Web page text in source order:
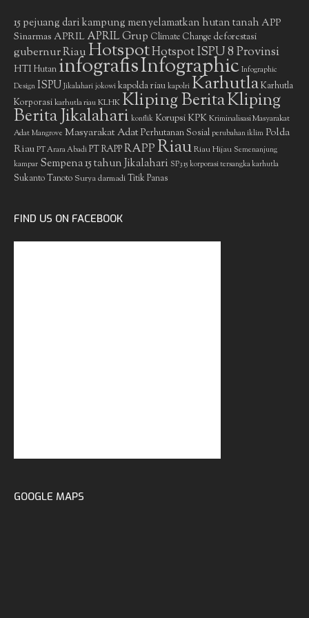
15 pejuang dari kampung menyelamatkan hutan tanah APP
Sinarmas APRIL APRIL Grup Climate Change deforestasi
gubernur RiauHotspotHotspot ISPU 8 Provinsi
HTIHutan infografisInfographic Infographic
Design ISPU Jikalahari jokowi kapolda riau kapolri KarhutlaKarhutla
Korporasikarhutla riauKLHKKliping BeritaKliping
Berita Jikalahari konflik Korupsi KPKKriminalisasi Masyarakat
Adat Mangrove Masyarakat AdatPerhutanan Sosial perubahan iklim Polda
Riau PT Arara Abadi PT RAPPRAPPRiauRiau Hijau Semenanjung
kampar Sempena 15 tahun Jikalahari SP3 15 korporasi tersangka karhutla
Sukanto Tanoto Surya darmadiTitik Panas
FIND US ON FACEBOOK
GOOGLE MAPS